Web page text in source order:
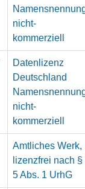
nicht-
kommerziell
Datenlizenz
Deutschland
nicht-
kommerziell
Amtliches Werk,
lizenzfrei nach §
5 Abs. 1 UrhG